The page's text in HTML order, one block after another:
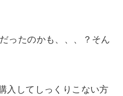
ったのかも、、、？そん
入してしっくりこない方